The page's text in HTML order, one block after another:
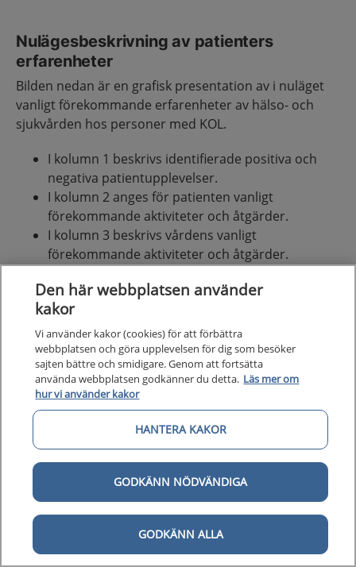
Nulägesbeskrivning av patienters
erfarenheter
Bilden nedan är en grafisk presentation av i nuläget
vanligt förekommande erfarenheter av hälso- och
sjukvården hos personer med KOL.
I kolumn 1 beskrivs identifierade positiva och
negativa patientupplevelser.
I kolumn 2 anges för patienten vanligt
förekommande aktiviteter och åtgärder.
I kolumn 3 beskrivs vårdens vanligt
förekommande aktiviteter och åtgärder.
som patienterna möter. Vårdförloppet är
utformat för att adressera dessa utmaningar
som även avspeglas i vårdförloppets mål och
indikatorer.
Den här webbplatsen använder
kakor
Vi använder kakor (cookies) för att förbättra
webbplatsen och göra upplevelsen för dig som besöker
sajten bättre och smidigare. Genom att fortsätta
använda webbplatsen godkänner du detta. Läs mer om
hur vi använder kakor
HANTERA KAKOR
GODKÄNN NÖDVÄNDIGA
GODKÄNN ALLA